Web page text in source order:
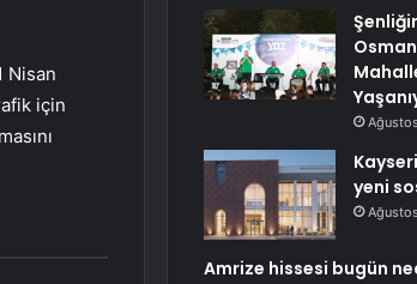
Nisan
için
yeni
Amrize hissesi bugün